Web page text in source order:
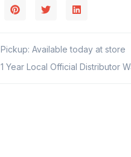
Pickup: Available today at store
1 Year Local Official Distributor